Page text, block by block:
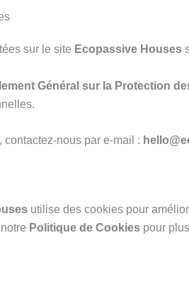
sur le site Ecopassive Houses
Général sur la Protection
contactez-nous par e-mail :
utilise des cookies pour
Politique de Cookies pour